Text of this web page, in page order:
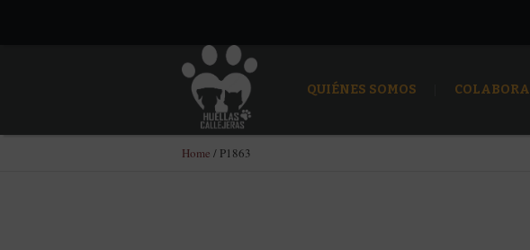
QUIÉNES SOMOS COLABORA
Home / P1863